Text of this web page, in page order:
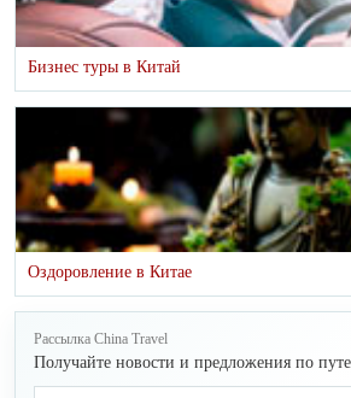
Бизнес туры в Китай
Оздоровление в Китае
Рассылка China Travel
Получайте новости и предложения по